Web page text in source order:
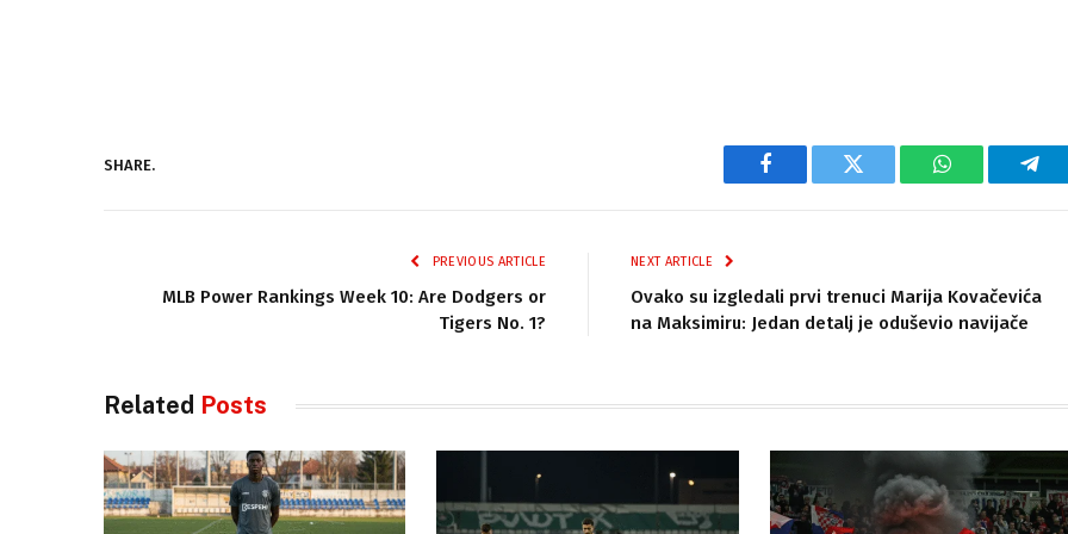
SHARE.
Facebook Twitter WhatsApp
PREVIOUS ARTICLE
MLB Power Rankings Week 10: Are Dodgers or
Tigers No. 1?
NEXT ARTICLE
Ovako su izgledali prvi trenuci Marija Kovačevića
na Maksimiru: Jedan detalj je oduševio navijače
Related Posts